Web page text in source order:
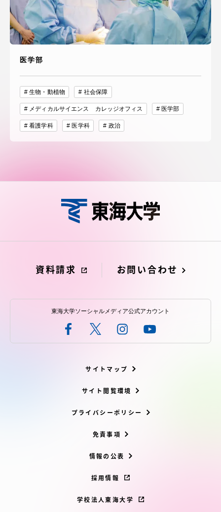
医学部
生物・動植物 社会保障
メディカルサイエンス カレッジオフィス 医学部
看護学科 医学科 政治
資料請求 お問い合わせ
東海大学ソーシャルメディア公式アカウント
サイトマップ
サイト閲覧環境
プライバシーポリシー
免責事項
情報の公表
採用情報
学校法人東海大学